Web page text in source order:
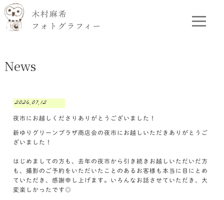
News
2026.07.12
夜市にお越しくださりありがとうございました！
新ゆりグリーンプラザ商店会の夜市にお越しいただきありがとうご
ざいました！
はじめましての方も、去年の夜市から引き続きお越しいただいだ方
も、撮影のご予約をいただいたことのあるお客様も本当に目にとめ
ていただき、感謝申し上げます。いろんなお話させていただき、大
変楽しかったです◎